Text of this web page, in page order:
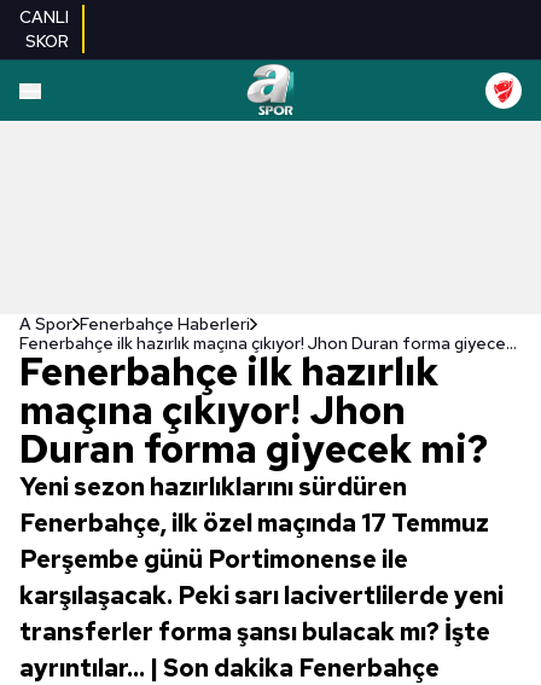
CANLI
SKOR
A Spor Fenerbahçe Haberleri
Fenerbahçe ilk hazırlık maçına çıkıyor! Jhon Duran forma giyecek mi?
Fenerbahçe ilk hazırlık
maçına çıkıyor! Jhon
Duran forma giyecek mi?
Yeni sezon hazırlıklarını sürdüren
Fenerbahçe, ilk özel maçında 17 Temmuz
Perşembe günü Portimonense ile
karşılaşacak. Peki sarı lacivertlilerde yeni
transferler forma şansı bulacak mı? İşte
ayrıntılar... | Son dakika Fenerbahçe